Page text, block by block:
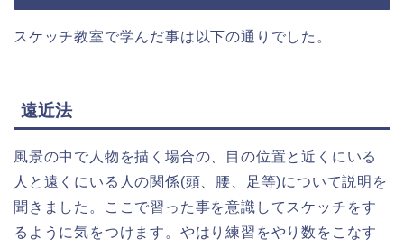
スケッチ教室で学んだ事は以下の通りでした。
遠近法
風景の中で人物を描く場合の、目の位置と近くにいる
人と遠くにいる人の関係(頭、腰、足等)について説明を
聞きました。ここで習った事を意識してスケッチをす
るように気をつけます。やはり練習をやり数をこなす